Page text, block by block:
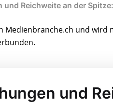
Reichweite an der
Medienbranche.ch und
und